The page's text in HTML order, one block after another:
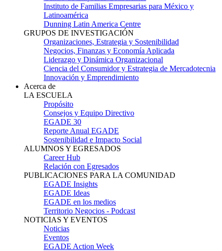
Instituto de Familias Empresarias para México y
Latinoamérica
Dunning Latin America Centre
GRUPOS DE INVESTIGACIÓN
Organizaciones, Estrategia y Sostenibilidad
Negocios, Finanzas y Economía Aplicada
Liderazgo y Dinámica Organizacional
Ciencia del Consumidor y Estrategia de Mercadotecnia
Innovación y Emprendimiento
Acerca de
LA ESCUELA
Propósito
Consejos y Equipo Directivo
EGADE 30
Reporte Anual EGADE
Sostenibilidad e Impacto Social
ALUMNOS Y EGRESADOS
Career Hub
Relación con Egresados
PUBLICACIONES PARA LA COMUNIDAD
EGADE Insights
EGADE Ideas
EGADE en los medios
Territorio Negocios - Podcast
NOTICIAS Y EVENTOS
Noticias
Eventos
EGADE Action Week